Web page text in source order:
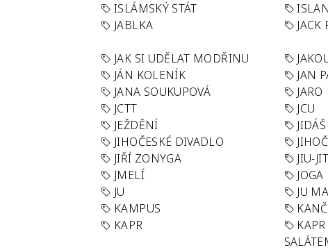
ISLÁMSKÝ STÁT
JABLKA
JACK
JAK SI UDĚLAT MODŘINU
JÁN KOLENÍK
JAN
JANA SOUKUPOVÁ
JARO
JCTT
JCU
JEŽDĚNÍ
JIDÁŠ
JIHOČESKÉ DIVADLO
JIŘÍ ZONYGA
JIU-
JMELÍ
JOGA
JU
JU
KAMPUS
KAPR